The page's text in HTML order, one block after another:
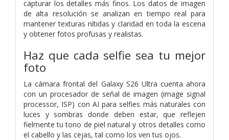
capturar los detalles más finos. Los datos de imagen
de alta resolución se analizan en tiempo real para
mantener texturas nítidas y claridad en toda la escena
y obtener fotos profusas y realistas.
Haz que cada selfie sea tu mejor
foto
La cámara frontal del Galaxy S26 Ultra cuenta ahora
con un procesador de señal de imagen (image signal
processor, ISP) con AI para selfies más naturales con
luces y sombras donde deben estar, que reflejen
fielmente tu tono de piel natural y otros detalles como
el cabello y las cejas, tal como los ven tus ojos.